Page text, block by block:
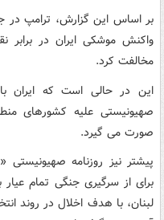
بر اساس این گزارش، ترامپ در
واکنش موشکی ایران در
مخالفت کرد.
این در حالی است که ایران
صهیونیستی علیه کشورهای
صورت می گیرد.
پیشتر نیز روزنامه
برای از سرگیری جنگی تمام
لبنان، با هدف اخلال در روند